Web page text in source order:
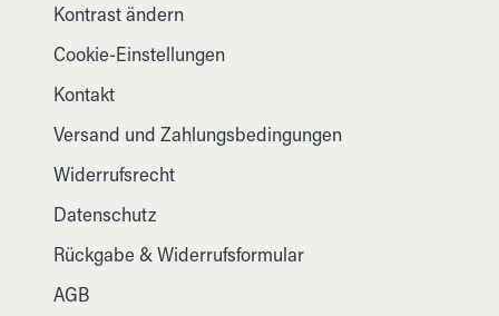
Kontrast ändern
Cookie-Einstellungen
Kontakt
Versand und Zahlungsbedingungen
Widerrufsrecht
Datenschutz
Rückgabe & Widerrufsformular
AGB